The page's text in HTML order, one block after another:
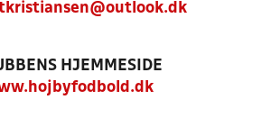
HJEMMESIDE